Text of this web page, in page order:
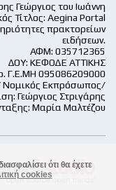
ότι θα έχετε
cookies
Γεώργιος του Ιωάννη
Τίτλος: Aegina Portal
πρακτορείων
ειδήσεων.
ΑΦΜ: 035712365
ΔΟΥ: ΚΕΦΟΔΕ ΑΤΤΙΚΗΣ
Γ.Ε.ΜΗ 095086209000
/ Νομικός Εκπρόσωπος/
Γεώργιος Στριγάρης
Μαρία Μαλτέζου